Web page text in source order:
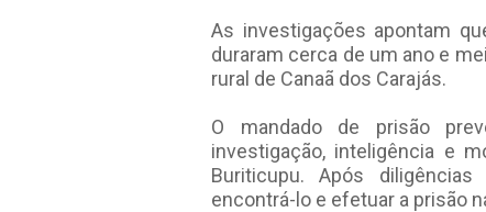
As investigações apontam
duraram cerca de um ano e
rural de Canaã dos Carajás.
O mandado de prisão
investigação, inteligência e
Buriticupu. Após
encontrá-lo e efetuar a prisão